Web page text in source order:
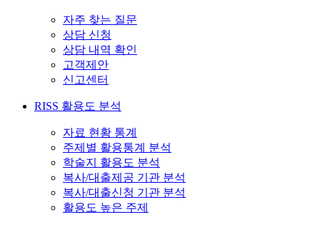
자주 찾는 질문
상담 신청
상담 내역 확인
고객제안
신고센터
RISS 활용도 분석
자료 현황 통계
주제별 활용통계 분석
학술지 활용도 분석
복사/대출제공 기관 분석
복사/대출신청 기관 분석
활용도 높은 주제